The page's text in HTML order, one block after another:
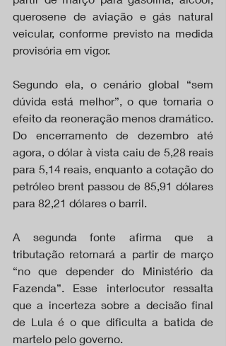
querosene de aviação e gás natural
veicular, conforme previsto na medida
provisória em vigor.
Segundo ela, o cenário global “sem
dúvida está melhor”, o que tornaria o
efeito da reoneração menos dramático.
Do encerramento de dezembro até
agora, o dólar à vista caiu de 5,28 reais
para 5,14 reais, enquanto a cotação do
petróleo brent passou de 85,91 dólares
para 82,21 dólares o barril.
A segunda fonte afirma que a
tributação retornará a partir de março
“no que depender do Ministério da
Fazenda”. Esse interlocutor ressalta
que a incerteza sobre a decisão final
de Lula é o que dificulta a batida de
martelo pelo governo.